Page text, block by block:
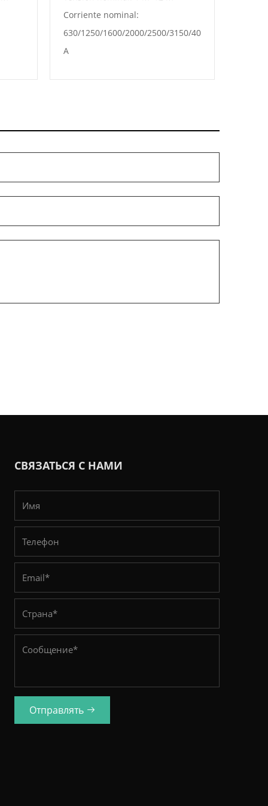
Corriente nominal:
630/1250/1600/2000/2500/3150/4000/5000
A
СВЯЗАТЬСЯ С НАМИ
Отправлять